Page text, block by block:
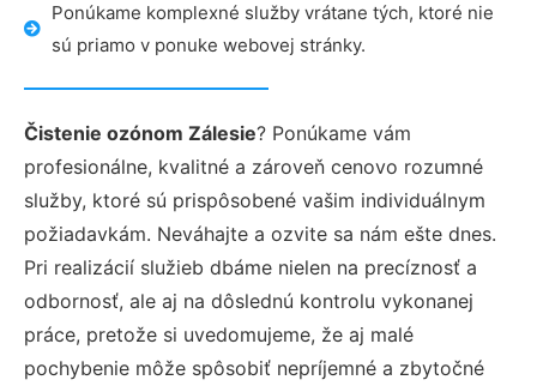
Ponúkame komplexné služby vrátane tých, ktoré nie
sú priamo v ponuke webovej stránky.
Čistenie ozónom Zálesie? Ponúkame vám
profesionálne, kvalitné a zároveň cenovo rozumné
služby, ktoré sú prispôsobené vašim individuálnym
požiadavkám. Neváhajte a ozvite sa nám ešte dnes.
Pri realizácií služieb dbáme nielen na precíznosť a
odbornosť, ale aj na dôslednú kontrolu vykonanej
práce, pretože si uvedomujeme, že aj malé
pochybenie môže spôsobiť nepríjemné a zbytočné